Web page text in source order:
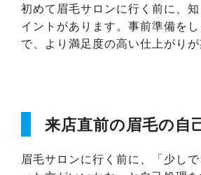
初めて眉毛サロンに行く前に、
イントがあります。事前準備を
で、より満足度の高い仕上がりが
来店直前の眉毛の自
眉毛サロンに行く前に、「少し